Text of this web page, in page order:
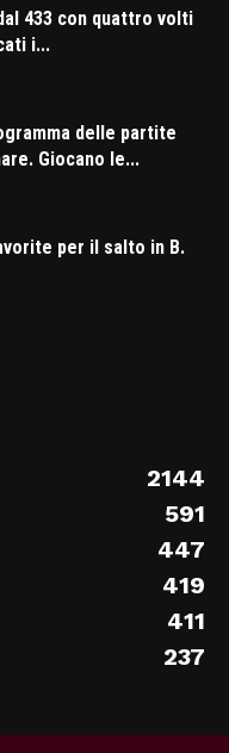
433 con quattro volti
i...
delle partite
Giocano le...
per il salto in B.
2144
591
447
419
411
237